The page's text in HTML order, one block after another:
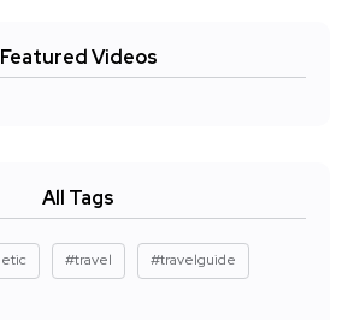
Featured Videos
All Tags
#travel #travelguide